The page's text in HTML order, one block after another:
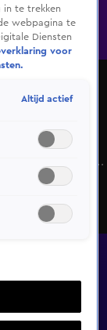
bondje
mogelijk
in te trekken
webpagina te
Diensten
voor
Altijd actief